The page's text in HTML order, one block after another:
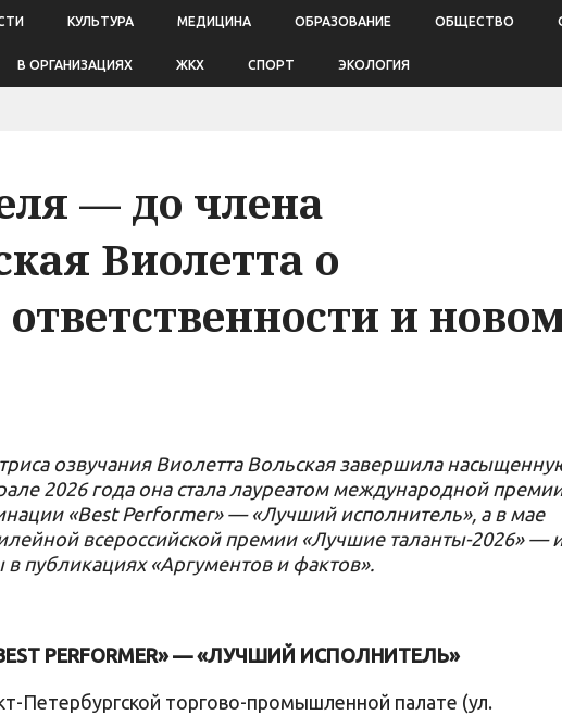
КУЛЬТУРА МЕДИЦИНА ОБРАЗОВАНИЕ ОБЩЕСТВО
В ОРГАНИЗАЦИЯХ ЖКХ СПОРТ ЭКОЛОГИЯ
— до члена
Виолетта о
и
озвучания Виолетта Вольская завершила
2026 года она стала лауреатом международной
«Best Performer» — «Лучший исполнитель», а в мае
всероссийской премии «Лучшие таланты-2026» —
публикациях «Аргументов и фактов».
PERFORMER» — «ЛУЧШИЙ ИСПОЛНИТЕЛЬ»
Петербургской торгово-промышленной палате (ул.